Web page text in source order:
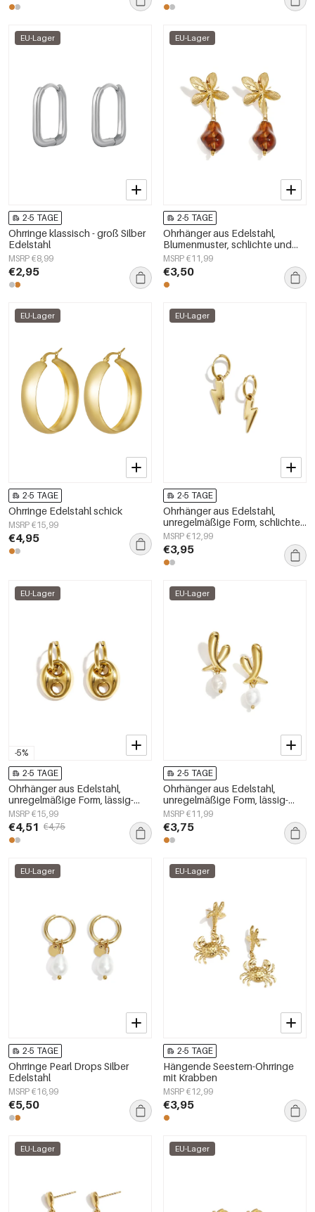
EU-Lager
2-5 TAGE
Ohrringe klassisch - groß Silber
Edelstahl
MSRP €8,99
€2,95
EU-Lager
2-5 TAGE
Ohrhänger aus Edelstahl,
Blumenmuster, schlichte und
lässige Serie, Damenschmuck
MSRP €11,99
€3,50
EU-Lager
2-5 TAGE
Ohrringe Edelstahl schick
MSRP €15,99
€4,95
EU-Lager
2-5 TAGE
Ohrhänger aus Edelstahl,
unregelmäßige Form, schlichte
Alltags-Serie, Damenschmuck
MSRP €12,99
€3,95
-5%
EU-Lager
2-5 TAGE
Ohrhänger aus Edelstahl,
unregelmäßige Form, lässig-
schlichte Serie, Damenschmuck
MSRP €15,99
€4,51 €4,75
EU-Lager
2-5 TAGE
Ohrhänger aus Edelstahl,
unregelmäßige Form, lässig-
schlichte Serie, Damenschmuck
MSRP €11,99
€3,75
EU-Lager
2-5 TAGE
Ohrringe Pearl Drops Silber
Edelstahl
MSRP €16,99
€5,50
EU-Lager
2-5 TAGE
Hängende Seestern-Ohrringe
mit Krabben
MSRP €12,99
€3,95
EU-Lager EU-Lager